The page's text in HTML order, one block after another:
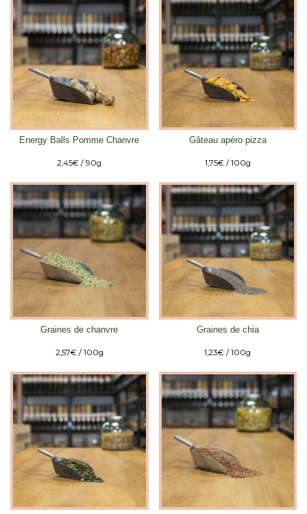
Energy Balls Pomme Chanvre
2,45€ / 90g
Gâteau apéro pizza
1,75€ / 100g
Graines de chanvre
2,57€ / 100g
Graines de chia
1,23€ / 100g